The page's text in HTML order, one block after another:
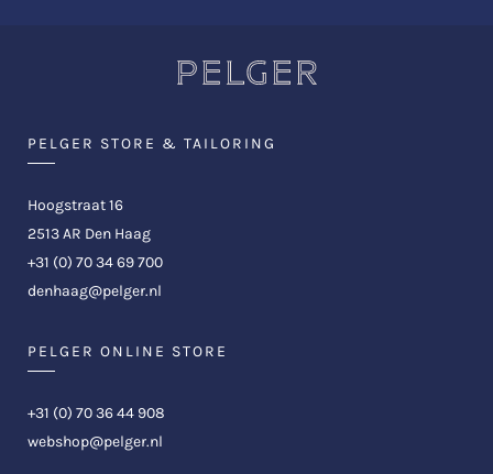
PELGER STORE & TAILORING
Hoogstraat 16
2513 AR Den Haag
+31 (0) 70 34 69 700
denhaag@pelger.nl
PELGER ONLINE STORE
+31 (0) 70 36 44 908
webshop@pelger.nl